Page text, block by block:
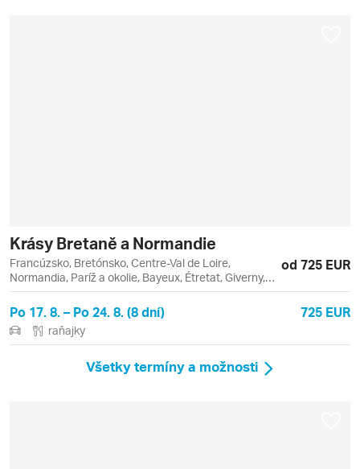
Krásy Bretaně a Normandie
Francúzsko, Bretónsko, Centre-Val de Loire,
Normandia, Paríž a okolie, Bayeux, Étretat, Giverny,
Honfleur, Chartres, Le Havre, Louvre, Paríž, Rennes,
Rouen, Vitré
od 725 EUR
Po 17. 8. – Po 24. 8. (8 dní) 725 EUR
raňajky
Všetky termíny a možnosti